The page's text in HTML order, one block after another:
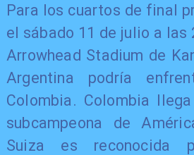
Para los cuartos de final
el sábado 11 de julio a las
Arrowhead Stadium de
Argentina podría
Colombia. Colombia
subcampeona de
Suiza es reconocida